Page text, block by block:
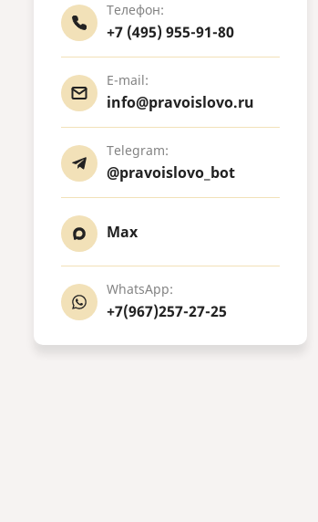
Телефон:
+7 (495) 955-91-80
E-mail:
info@pravoislovo.ru
Telegram:
@pravoislovo_bot
Max
WhatsApp:
+7(967)257-27-25